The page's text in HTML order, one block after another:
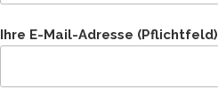
Ihre E-Mail-Adresse (Pflichtfeld)